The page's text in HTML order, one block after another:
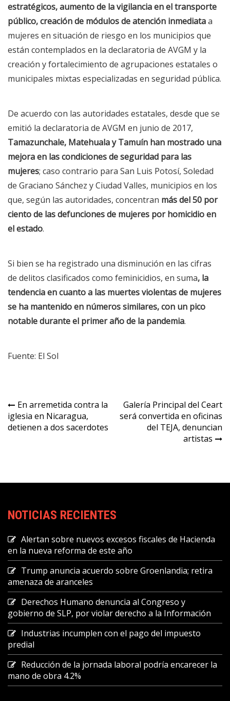
estratégicos, aumento de la vigilancia en el transporte
público, creación de módulos de atención inmediataa
mujeres en situación de riesgo en los municipios que
están contemplados en la declaratoria de AVGM y la
creación y fortalecimiento de agrupaciones estatales o
municipales mixtas especializadas en seguridad pública.
De acuerdo con las autoridades estatales, desde que se
emitió la declaratoria de AVGM en junio de 2017,
Tamazunchale, Matehuala y Tamuín han mostrado una
mejora en las condiciones de seguridad para las
mujeres; caso contrario para San Luis Potosí, Soledad
de Graciano Sánchez y Ciudad Valles, municipios en los
que, según las autoridades, concentran más del 50 por
ciento de las defunciones de mujeres por homicidio en
el estado.
Si bien se ha registrado una disminución en las cifras
de delitos clasificados como feminicidios, en suma, la
tendencia en cuanto a las muertes violentas de mujeres
se ha mantenido en números similares, con un pico
notable durante el primer año de la pandemia.
Fuente: El Sol
Navegación
de
En arremetida contra la
iglesia en Nicaragua,
detienen a dos sacerdotes
Galería Principal del Ceart
será convertida en oficinas
del TEJA, denuncian
artistas
NOTICIAS RECIENTES
Alertan sobre nuevos excesos fiscales de Hacienda
en la nueva reforma de este año
Trump anuncia acuerdo sobre Groenlandia; retira
amenaza de aranceles
Derechos Humano denuncia al Congreso y
gobierno de SLP, por violar derecho a la Información
Industrias incumplen con el pago del impuesto
predial
Reducción de la jornada laboral podría encarecer la
mano de obra 4.2%